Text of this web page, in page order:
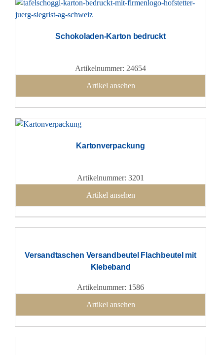
Schokoladen-Karton bedruckt
Artikelnummer: 24654
Artikel ansehen
Kartonverpackung
Artikelnummer: 3201
Artikel ansehen
Versandtaschen Versandbeutel Flachbeutel mit
Klebeband
Artikelnummer: 1586
Artikel ansehen